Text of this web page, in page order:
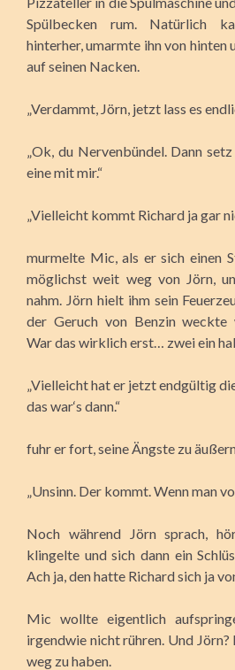
Spülbecken rum. Natürlich
hinterher, umarmte ihn von hinten
auf seinen Nacken.
„Verdammt, Jörn, jetzt lass es
„Ok, du Nervenbündel. Dann
eine mit mir.“
„Vielleicht kommt Richard ja gar
murmelte Mic, als er sich einen
möglichst weit weg von Jörn,
nahm. Jörn hielt ihm sein
der Geruch von Benzin weckte
War das wirklich erst… zwei ein
„Vielleicht hat er jetzt endgültig
das war‘s dann.“
fuhr er fort, seine Ängste zu
„Unsinn. Der kommt. Wenn man
Noch während Jörn sprach,
klingelte und sich dann ein
Ach ja, den hatte Richard sich ja
Mic wollte eigentlich
irgendwie nicht rühren. Und Jörn?
weg zu haben.